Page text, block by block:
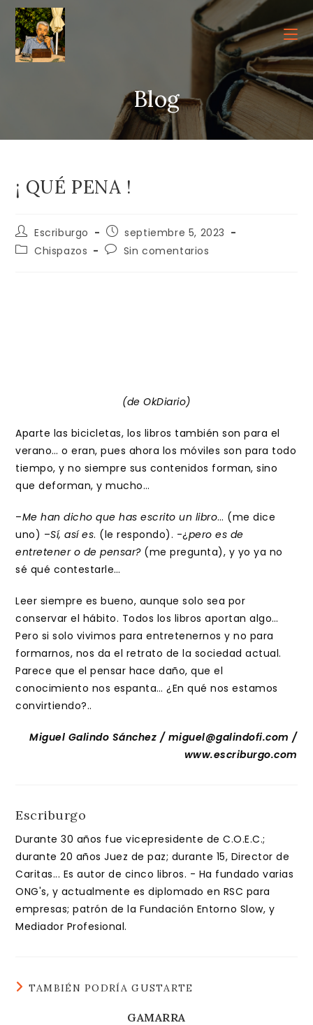
contenido
Blog
¡ QUÉ PENA !
Autor
de
la
Escriburgo
Publicación
de
la
septiembre 5, 2023
Categoría
Chispazos
Comentarios
Sin comentarios
(de OkDiario)
Aparte las bicicletas, los libros también son para el
verano… o eran, pues ahora los móviles son para todo
tiempo, y no siempre sus contenidos forman, sino
que deforman, y mucho…
–Me han dicho que has escrito un libro… (me dice
uno) –Sí, así es. (le respondo). -¿pero es de
entretener o de pensar?(me pregunta), y yo ya no
sé qué contestarle…
Leer siempre es bueno, aunque solo sea por
conservar el hábito. Todos los libros aportan algo…
Pero si solo vivimos para entretenernos y no para
formarnos, nos da el retrato de la sociedad actual.
Parece que el pensar hace daño, que el
conocimiento nos espanta… ¿En qué nos estamos
convirtiendo?..
Miguel Galindo Sánchez / miguel@galindofi.com /
www.escriburgo.com
Escriburgo
Durante 30 años fue vicepresidente de C.O.E.C.;
durante 20 años Juez de paz; durante 15, Director de
Caritas... Es autor de cinco libros. - Ha fundado varias
ONG's, y actualmente es diplomado en RSC para
empresas; patrón de la Fundación Entorno Slow, y
Mediador Profesional.
TAMBIÉN PODRÍA GUSTARTE
GAMARRA